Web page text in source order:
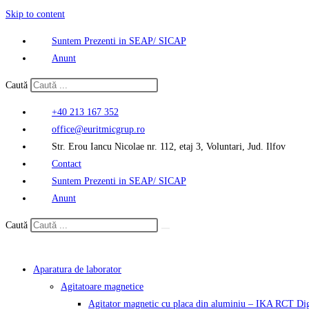
Skip to content
Suntem Prezenti in SEAP/ SICAP
Anunt
Caută
+40 213 167 352
office@euritmicgrup.ro
Str. Erou Iancu Nicolae nr. 112, etaj 3, Voluntari, Jud. Ilfov
Contact
Suntem Prezenti in SEAP/ SICAP
Anunt
Caută
Aparatura de laborator
Agitatoare magnetice
Agitator magnetic cu placa din aluminiu – IKA RCT